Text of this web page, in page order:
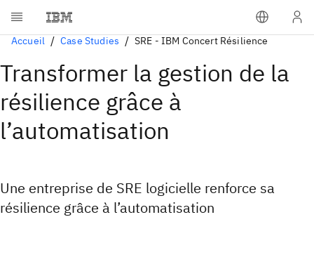
Accueil Case Studies SRE - IBM Concert Résilience
Transformer la gestion de la
résilience grâce à
l’automatisation
Une entreprise de SRE logicielle renforce sa
résilience grâce à l’automatisation